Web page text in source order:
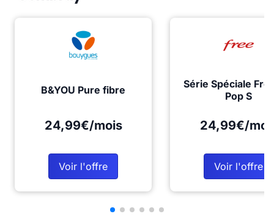
B&YOU Pure fibre
24,99€/mois
Voir l'offre
Série Spéciale
Pop S
24,99€/
Voir l'offre